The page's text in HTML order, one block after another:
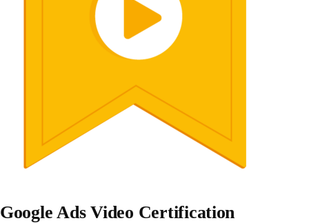
Google Ads Video Certification